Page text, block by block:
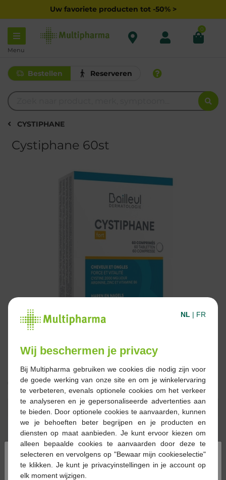
Uw favoriete producten tot -50% >
Menu
0
Bestellen Reserveren
CYSTIPHANE
Cystiphane 60st
€ 20,00
Bestellen Reserveren
Op voorraad online
- + In winkelmandje
×
NL | FR
Wij beschermen je privacy
Bij Multipharma gebruiken we cookies die nodig zijn voor
de goede werking van onze site en om je winkelervaring
te verbeteren, evenals optionele cookies om het verkeer
te analyseren en je gepersonaliseerde advertenties aan
te bieden. Door optionele cookies te aanvaarden, kunnen
we je behoeften beter begrijpen en je producten en
diensten op maat aanbieden. Je kunt ervoor kiezen om
alleen bepaalde cookies te aanvaarden door deze te
selecteren en vervolgens op "Bewaar mijn cookieselectie"
te klikken. Je kunt je privacyinstellingen in je account op
elk moment wijzigen.